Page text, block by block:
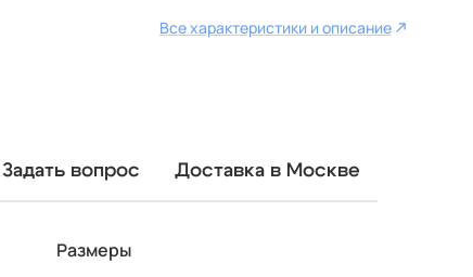
Все характеристики и описание
Задать вопрос Доставка в Москве
Размеры